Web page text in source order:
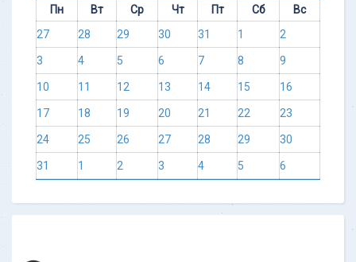
Пн Вт Ср Чт Пт Сб
Вс
27
28 29 30 31 1 2
3 4 5 6 7 8 9
10 11 12 13 14 15 16
17 18 19 20 21 22 23
24 25 26 27 28 29 30
31 1 2 3 4 5 6